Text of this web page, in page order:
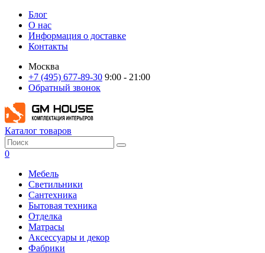
Блог
О нас
Информация о доставке
Контакты
Москва
+7 (495) 677-89-30 9:00 - 21:00
Обратный звонок
Каталог товаров
0
Мебель
Светильники
Сантехника
Бытовая техника
Отделка
Матрасы
Аксессуары и декор
Фабрики